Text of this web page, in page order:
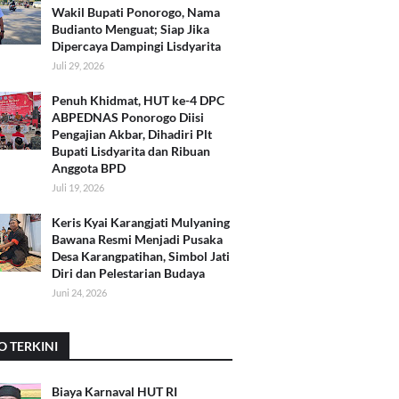
Wakil Bupati Ponorogo, Nama
Budianto Menguat; Siap Jika
Dipercaya Dampingi Lisdyarita
Juli 29, 2026
Penuh Khidmat, HUT ke-4 DPC
ABPEDNAS Ponorogo Diisi
Pengajian Akbar, Dihadiri Plt
Bupati Lisdyarita dan Ribuan
Anggota BPD
Juli 19, 2026
Keris Kyai Karangjati Mulyaning
Bawana Resmi Menjadi Pusaka
Desa Karangpatihan, Simbol Jati
Diri dan Pelestarian Budaya
Juni 24, 2026
TERKINI
Biaya Karnaval HUT RI